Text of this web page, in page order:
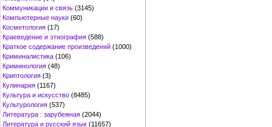
Коммуникации и связь (3145)
Компьютерные науки (60)
Косметология (17)
Краеведение и этнография (588)
Краткое содержание произведений (1000)
Криминалистика (106)
Криминология (48)
Криптология (3)
Кулинария (1167)
Культура и искусство (8485)
Культурология (537)
Литература : зарубежная (2044)
Литература и русский язык (11657)